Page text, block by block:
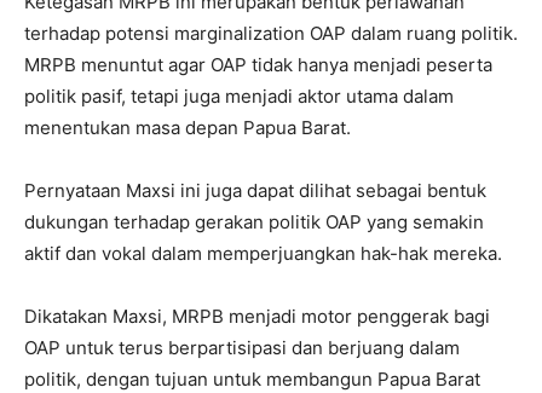
terhadap potensi marginalization OAP dalam ruang politik.
MRPB menuntut agar OAP tidak hanya menjadi peserta
politik pasif, tetapi juga menjadi aktor utama dalam
menentukan masa depan Papua Barat.
Pernyataan Maxsi ini juga dapat dilihat sebagai bentuk
dukungan terhadap gerakan politik OAP yang semakin
aktif dan vokal dalam memperjuangkan hak-hak mereka.
Dikatakan Maxsi, MRPB menjadi motor penggerak bagi
OAP untuk terus berpartisipasi dan berjuang dalam
politik, dengan tujuan untuk membangun Papua Barat